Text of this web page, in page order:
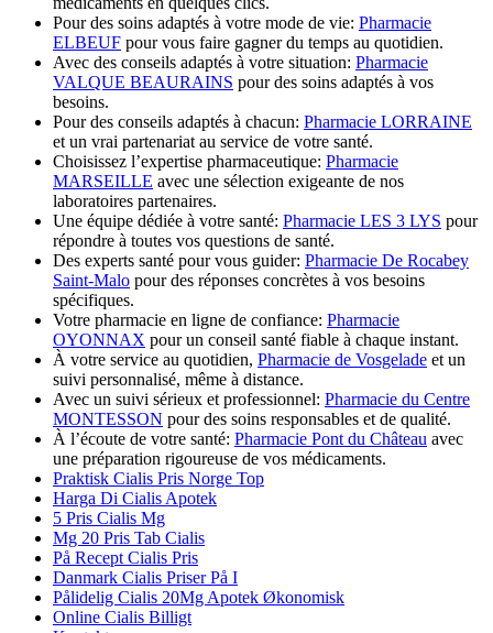
Pour des soins adaptés à votre mode de vie: Pharmacie
ELBEUF pour vous faire gagner du temps au quotidien.
Avec des conseils adaptés à votre situation: Pharmacie
VALQUE BEAURAINS pour des soins adaptés à vos
besoins.
Pour des conseils adaptés à chacun: Pharmacie LORRAINE
et un vrai partenariat au service de votre santé.
Choisissez l’expertise pharmaceutique: Pharmacie
MARSEILLE avec une sélection exigeante de nos
laboratoires partenaires.
Une équipe dédiée à votre santé: Pharmacie LES 3 LYS pour
répondre à toutes vos questions de santé.
Des experts santé pour vous guider: Pharmacie De Rocabey
Saint-Malo pour des réponses concrètes à vos besoins
spécifiques.
Votre pharmacie en ligne de confiance: Pharmacie
OYONNAX pour un conseil santé fiable à chaque instant.
À votre service au quotidien, Pharmacie de Vosgelade et un
suivi personnalisé, même à distance.
Avec un suivi sérieux et professionnel: Pharmacie du Centre
MONTESSON pour des soins responsables et de qualité.
À l’écoute de votre santé: Pharmacie Pont du Château avec
une préparation rigoureuse de vos médicaments.
Praktisk Cialis Pris Norge Top
Harga Di Cialis Apotek
5 Pris Cialis Mg
Mg 20 Pris Tab Cialis
På Recept Cialis Pris
Danmark Cialis Priser På I
Pålidelig Cialis 20Mg Apotek Økonomisk
Online Cialis Billigt